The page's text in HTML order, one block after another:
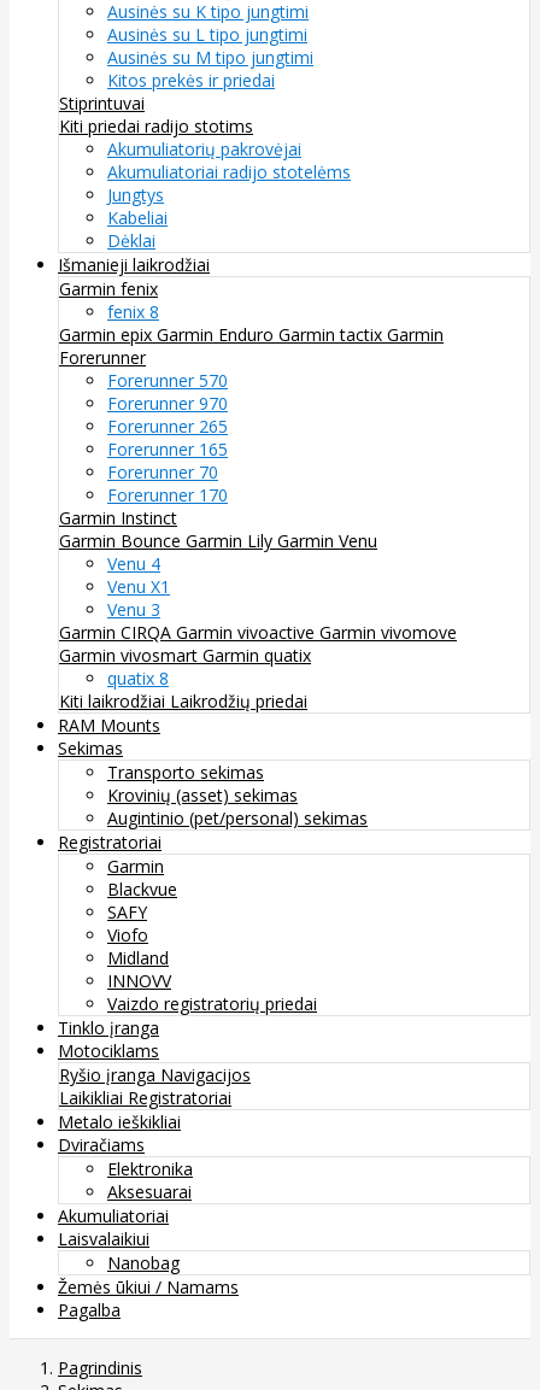
Ausinės su K tipo jungtimi
Ausinės su L tipo jungtimi
Ausinės su M tipo jungtimi
Kitos prekės ir priedai
Stiprintuvai
Kiti priedai radijo stotims
Akumuliatorių pakrovėjai
Akumuliatoriai radijo stotelėms
Jungtys
Kabeliai
Dėklai
Išmanieji laikrodžiai
Garmin fenix
fenix 8
Garmin epix Garmin Enduro Garmin tactix Garmin
Forerunner
Forerunner 570
Forerunner 970
Forerunner 265
Forerunner 165
Forerunner 70
Forerunner 170
Garmin Instinct
Garmin Bounce Garmin Lily Garmin Venu
Venu 4
Venu X1
Venu 3
Garmin CIRQA Garmin vivoactive Garmin vivomove
Garmin vivosmart Garmin quatix
quatix 8
Kiti laikrodžiai Laikrodžių priedai
RAM Mounts
Sekimas
Transporto sekimas
Krovinių (asset) sekimas
Augintinio (pet/personal) sekimas
Registratoriai
Garmin
Blackvue
SAFY
Viofo
Midland
INNOVV
Vaizdo registratorių priedai
Tinklo įranga
Motociklams
Ryšio įranga Navigacijos
Laikikliai Registratoriai
Metalo ieškikliai
Dviračiams
Elektronika
Aksesuarai
Akumuliatoriai
Laisvalaikiui
Nanobag
Žemės ūkiui / Namams
Pagalba
Pagrindinis